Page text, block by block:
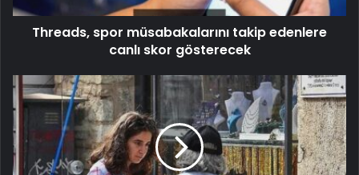
Threads, spor müsabakalarını takip edenlere
canlı skor gösterecek